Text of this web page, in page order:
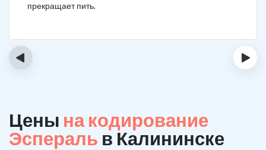
прекращает пить.
‹ ›
Цены на кодирование
Эспераль в Калининске